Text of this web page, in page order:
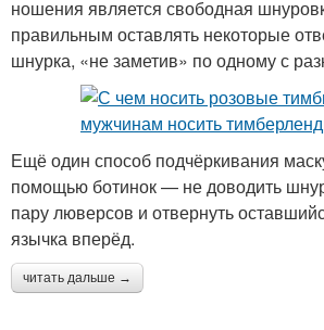
ношения является свободная
правильным оставлять некоторые
шнурка, «не заметив» по одному с
Ещё один способ подчёркивания
помощью ботинок — не доводить
пару люверсов и отвернуть
язычка вперёд.
читать дальше →